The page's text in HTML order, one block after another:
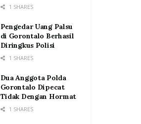
1 SHARES
Pengedar Uang Palsu
di Gorontalo Berhasil
Diringkus Polisi
1 SHARES
Dua Anggota Polda
Gorontalo Dipecat
Tidak Dengan Hormat
1 SHARES